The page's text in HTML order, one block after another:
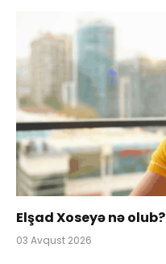
Elşad Xoseyə nə olub?
03 Avqust 2026